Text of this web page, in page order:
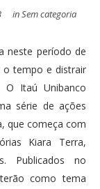
inSem categoria
neste período de
o tempo e distrair
Itaú Unibanco
série de ações
que começa com
Kiara Terra,
Publicados no
como tema